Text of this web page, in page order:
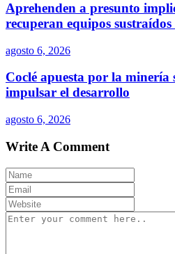
Aprehenden a presunto
recuperan equipos sustraídos
agosto 6, 2026
Coclé apuesta por la minería
impulsar el desarrollo
agosto 6, 2026
Write A Comment